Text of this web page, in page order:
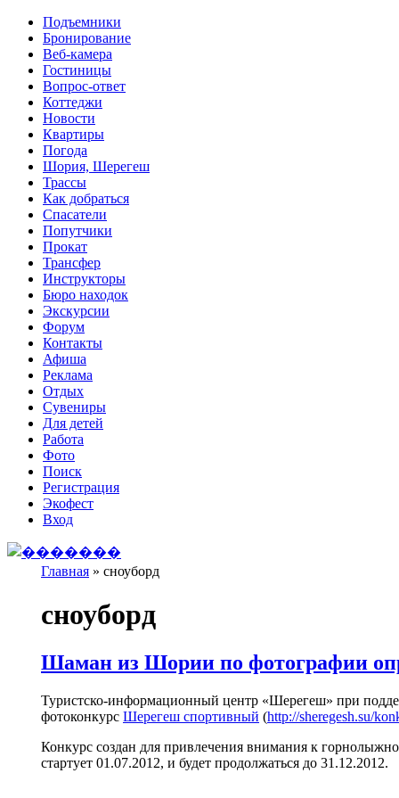
Перейти к основному содержанию
Подъемники
Бронирование
Веб-камера
Гостиницы
Вопрос-ответ
Коттеджи
Новости
Квартиры
Погода
Шория, Шерегеш
Трассы
Как добраться
Спасатели
Попутчики
Прокат
Трансфер
Инструкторы
Бюро находок
Экскурсии
Форум
Контакты
Афиша
Реклама
Отдых
Сувениры
Для детей
Работа
Фото
Поиск
Регистрация
Экофест
Вход
Главная » сноуборд
сноуборд
Шаман из Шории по фотографии
Туристско-информационный центр «Шерегеш» при
фотоконкурс Шерегеш спортивный (http://sheregesh.su/
Конкурс создан для привлечения внимания к
стартует 01.07.2012, и будет продолжаться до 31.12.2012.